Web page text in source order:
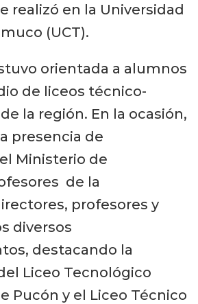
realizó en la Universidad
(UCT).
orientada a alumnos
de liceos técnico-
la región. En la ocasión,
presencia de
Ministerio de
de la
profesores y
diversos
destacando la
Liceo Tecnológico
Pucón y el Liceo Técnico